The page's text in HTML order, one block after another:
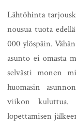
Lähtöhinta
nousua tuota
000 ylöspäin.
asunto ei omasta
selvästi monen
huomasin
viikon kuluttua.
lopettamisen